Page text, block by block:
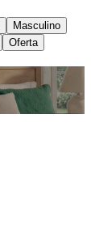
Masculino
Oferta